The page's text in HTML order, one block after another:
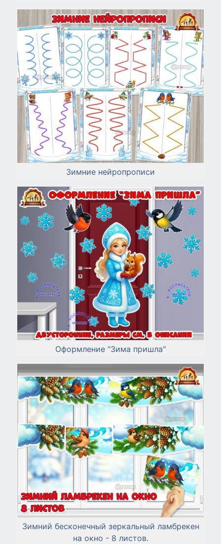
Зимние нейропрописи
Оформление "Зима пришла"
Зимний бесконечный зеркальный ламбрекен
на окно - 8 листов.